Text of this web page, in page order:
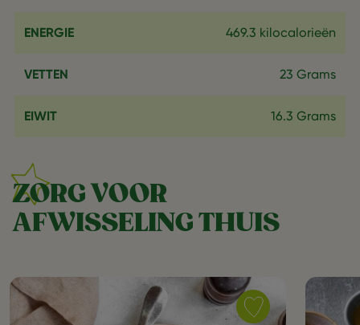
ENERGIE 469.3 kilocalorieën
VETTEN 23 Grams
EIWIT 16.3 Grams
ZORG VOOR
AFWISSELING THUIS
Save
recipe